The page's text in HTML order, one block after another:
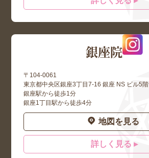
銀座院
〒104-0061
東京都中央区銀座3丁目7-16 銀座 NS ビル5階
銀座駅から徒歩1分
銀座1丁目駅から徒歩4分
地図を見る
詳しく見る ▸